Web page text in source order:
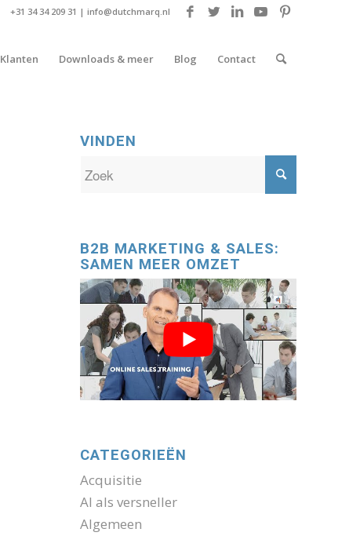
+31 34 34 209 31 | info@dutchmarq.nl
Klanten Downloads & meer Blog Contact
VINDEN
B2B MARKETING & SALES:
SAMEN MEER OMZET
CATEGORIEËN
Acquisitie
AI als versneller
Algemeen